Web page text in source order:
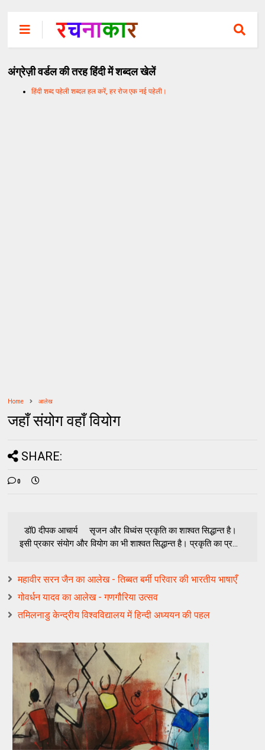
अंग्रेज़ी वर्डल की तरह हिंदी में शब्दल खेलें
हिंदी शब्द पहेली शब्दल हल करें, हर रोज एक नई पहेली।
Home आलेख
जहाँ संयोग वहाँ वियोग
SHARE:
0
डॉ0 दीपक आचार्य सृजन और विध्वंस प्रकृति का शाश्वत सिद्धान्त है।
इसी प्रकार संयोग और वियोग का भी शाश्वत सिद्धान्त है। प्रकृति का प्र...
महावीर सरन जैन का आलेख - तिब्बत बर्मी परिवार की भारतीय भाषाएँ
गोवर्धन यादव का आलेख - गणगौरिया उत्सव
तमिलनाडु केन्द्रीय विश्‍वविद्यालय में हिन्दी अध्ययन की पहल